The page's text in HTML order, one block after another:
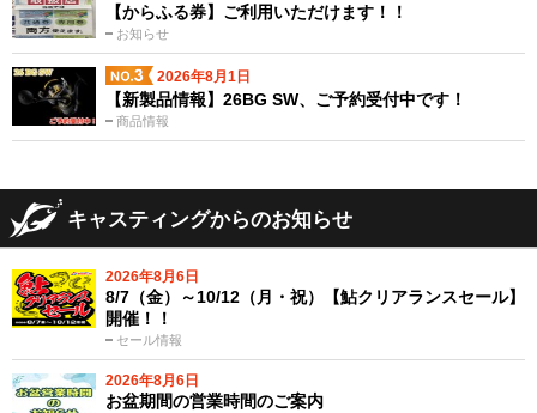
お知らせ
【からふる券】ご利用いただけます！！
2026年8月1日
商品情報
【新製品情報】26BG SW、ご予約受付中です！
キャスティングからのお知らせ
2026年8月6日
セール情報
8/7（金）～10/12（月・祝）【鮎クリアランスセール】
開催！！
2026年8月6日
お盆期間の営業時間のご案内